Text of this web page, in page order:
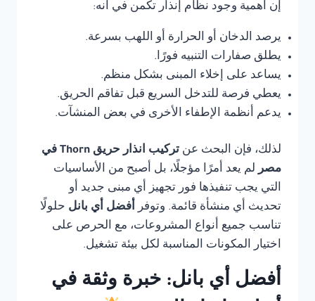
إن أهمية وجود نظام إنذار تكمن في أنه:
يرصد الدخان أو الحرارة أو اللهب بسرعة.
يطلق صفارات التنبيه فورًا.
يساعد على إخلاء المبنى بشكل منظم.
يعطي فرصة للتدخل السريع قبل تفاقم الحريق.
يدعم أنظمة الإطفاء الأخرى في بعض المنشآت.
لذلك، فإن البحث عن
تركيب انذار حريق Thorn في
مصر لم يعد أمرًا مؤجلًا، بل أصبح من الأساسيات
التي يجب تنفيذها فور تجهيز أي مبنى جديد أو
تحديث أي منشأة قائمة. وتوفر أفضل أي بانل حلولًا
تناسب جميع أنواع المشروعات، مع الحرص على
اختيار المكونات المناسبة لكل بيئة تشغيل.
أفضل أي بانل: خبرة وثقة في